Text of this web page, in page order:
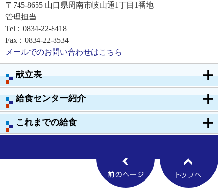
献立表
給食センター紹介
これまでの給食
〒745-8655 山口県周南市岐山通1丁目1番地
管理担当
Tel：0834-22-8418
Fax：0834-22-8534
メールでのお問い合わせはこちら